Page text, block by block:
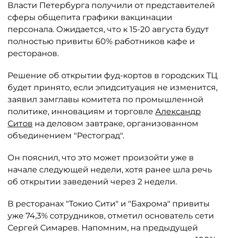
Власти Петербурга получили от представителей
сферы общепита графики вакцинации
персонала. Ожидается, что к 15-20 августа будут
полностью привиты 60% работников кафе и
ресторанов.
Решение об открытии фуд-кортов в городских ТЦ
будет принято, если эпидситуация не изменится,
заявил замглавы комитета по промышленной
политике, инновациям и торговле Александр
Ситов на деловом завтраке, организованном
объединением "Рестоград".
Он пояснил, что это может произойти уже в
начале следующей недели, хотя ранее шла речь
об открытии заведений через 2 недели.
В ресторанах "Токио Сити" и "Бахрома" привиты
уже 74,3% сотрудников, отметил основатель сети
Сергей Симарев. Напомним, на предыдущей